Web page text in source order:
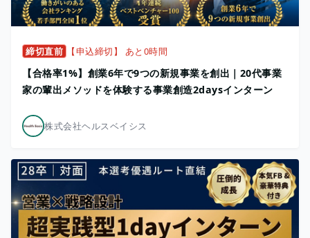
締切直前 【申込締切】 あと0時間
【合格率1%】創業6年で9つの新規事業を創出｜20代事業
家の輩出メソッドを体験する事業創造2daysインターン
株式会社ヘルスベイシス